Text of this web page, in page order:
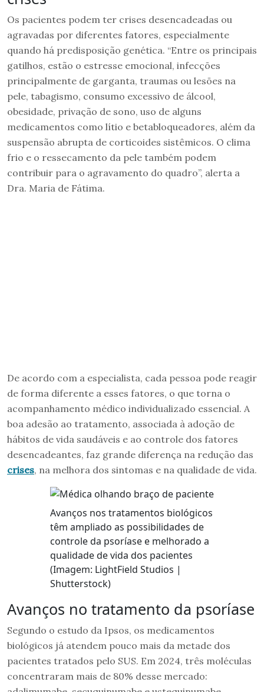
Os pacientes podem ter crises desencadeadas ou
agravadas por diferentes fatores, especialmente
quando há predisposição genética. “Entre os principais
gatilhos, estão o estresse emocional, infecções
principalmente de garganta, traumas ou lesões na
pele, tabagismo, consumo excessivo de álcool,
obesidade, privação de sono, uso de alguns
medicamentos como lítio e betabloqueadores, além da
suspensão abrupta de corticoides sistêmicos. O clima
frio e o ressecamento da pele também podem
contribuir para o agravamento do quadro”, alerta a
Dra. Maria de Fátima.
De acordo com a especialista, cada pessoa pode reagir
de forma diferente a esses fatores, o que torna o
acompanhamento médico individualizado essencial. A
boa adesão ao tratamento, associada à adoção de
hábitos de vida saudáveis e ao controle dos fatores
desencadeantes, faz grande diferença na redução das
crises, na melhora dos sintomas e na qualidade de vida.
Avanços nos tratamentos biológicos
têm ampliado as possibilidades de
controle da psoríase e melhorado a
qualidade de vida dos pacientes
(Imagem: LightField Studios |
Shutterstock)
Avanços no tratamento da psoríase
Segundo o estudo da Ipsos, os medicamentos
biológicos já atendem pouco mais da metade dos
pacientes tratados pelo SUS. Em 2024, três moléculas
concentraram mais de 80% desse mercado: